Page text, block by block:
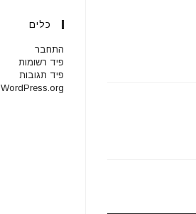
כלים
התחבר
פיד רשומות
פיד תגובות
WordPress.org